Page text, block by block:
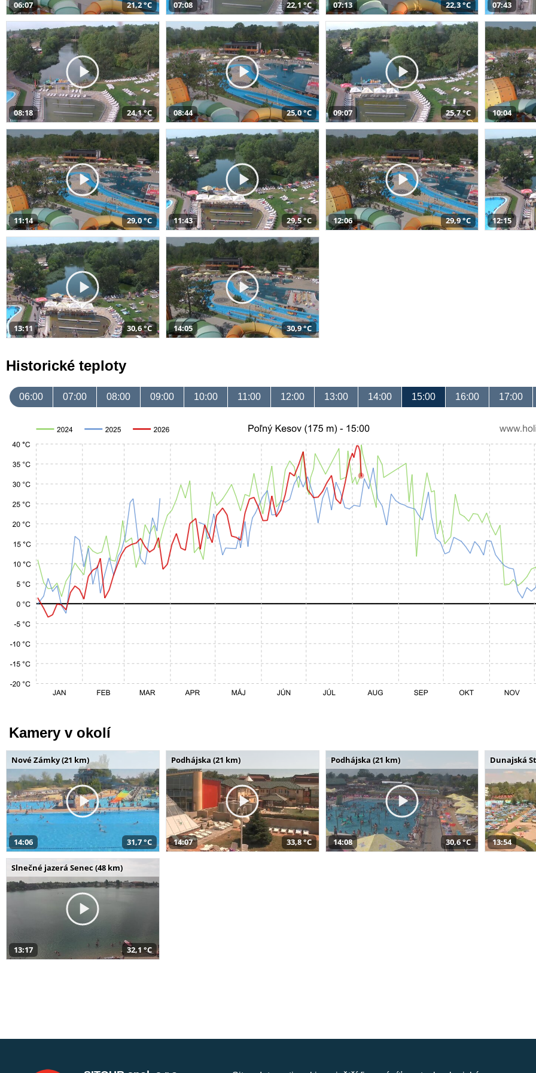
06:07 21,2 °C 07:08 22,1 °C 07:13 22,3 °C 07:43
08:18 24,1 °C 08:44 25,0 °C 09:07 25,7 °C 10:04
11:14 29,0 °C 11:43 29,5 °C 12:06 29,9 °C 12:15
13:11 30,6 °C 14:05 30,9 °C
Historické teploty
06:00 07:00 08:00 09:00 10:00 11:00 12:00 13:00 14:00 15:00 16:00 17:00
Kamery v okolí
Nové Zámky (21 km)
14:06 31,7 °C
Podhájska (21 km)
14:07 33,8 °C
Podhájska (21 km)
14:08 30,6 °C
Dunajská
13:54
Slnečné jazerá Senec (48 km)
13:17 32,1 °C